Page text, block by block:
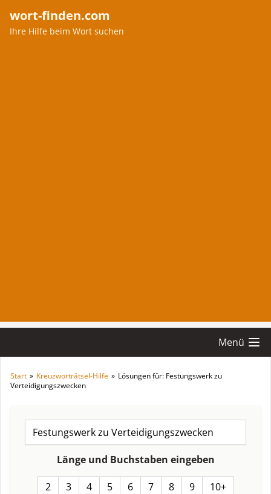
wort-finden.com
Ihre Hilfe beim Wort suchen
Menü
Start » Kreuzworträtsel-Hilfe » Lösungen für: Festungswerk zu
Verteidigungszwecken
Länge und Buchstaben eingeben
2 3 4 5 6 7 8 9 10+